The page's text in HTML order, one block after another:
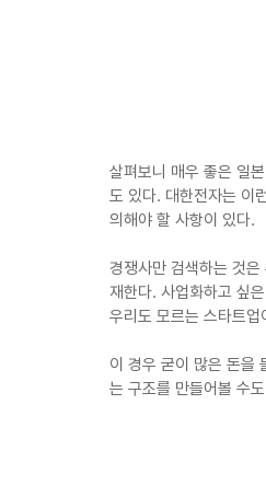
살펴보니 매우 좋은 일
도 있다. 대한전자는 이
의해야 할 사항이 있다.
경쟁사만 검색하는 것
재한다. 사업화하고 싶
우리도 모르는 스타트
이 경우 굳이 많은 돈을
는 구조를 만들어볼 수